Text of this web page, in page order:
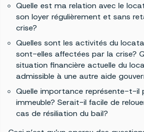
Quelle est ma relation avec le
son loyer régulièrement et sans
crise?
Quelles sont les activités du
sont-elles affectées par la crise?
situation financière actuelle du
admissible à une autre aide
Quelle importance représente-t-il
immeuble? Serait-il facile de
cas de résiliation du bail?